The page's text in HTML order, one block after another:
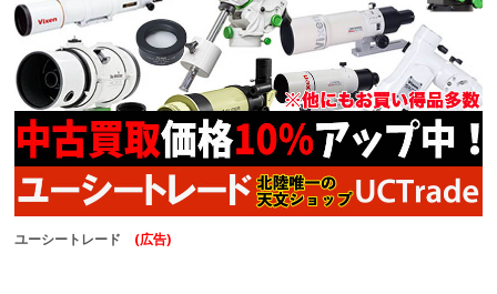
ユーシートレード (広告)